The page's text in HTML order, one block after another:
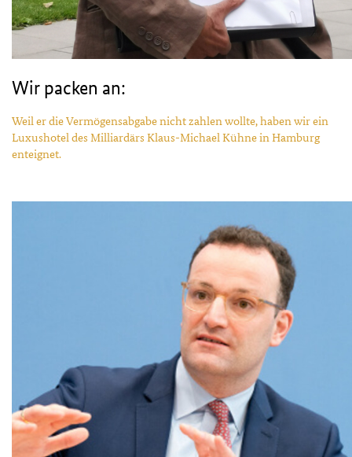
Wir packen an:
Weil er die Vermögensabgabe nicht zahlen wollte, haben wir ein
Luxushotel des Milliardärs Klaus-Michael Kühne in Hamburg
enteignet.